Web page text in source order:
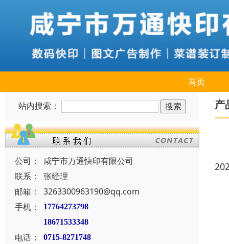
首页
站内搜索：
公司：
咸宁市万通快印有限公司
联系：
张经理
邮箱：
3263300963190@qq.com
手机：
17764273798
18671533348
电话：
0715-8271748
产